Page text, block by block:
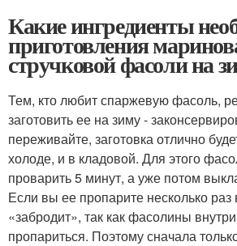
Какие ингредиенты
приготовления
стручковой фасоли на
Тем, кто любит спаржевую фасоль,
заготовить ее на зиму -
переживайте, заготовка отлично
холоде, и в кладовой. Для этого
проварить 5 минут, а уже потом
Если вы ее пропарите несколько раз
«забродит», так как фасолины
пропариться. Поэтому сначала